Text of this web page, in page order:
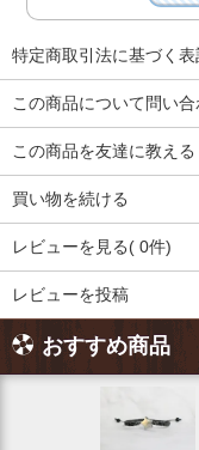
特定商取引法に基づく
この商品について問い合
この商品を友達に教える
買い物を続ける
レビューを見る( 0件)
レビューを投稿
おすすめ商品